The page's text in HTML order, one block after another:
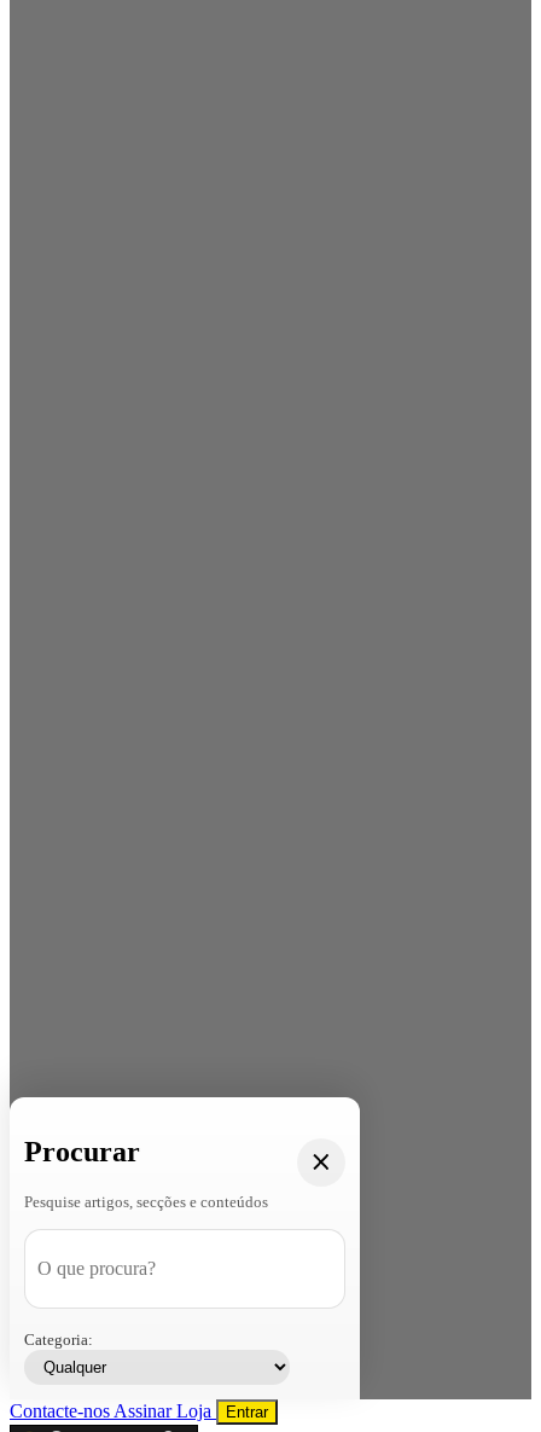
Procurar
Pesquise artigos, secções e conteúdos
Categoria:
Contacte-nos AssinarLoja Entrar